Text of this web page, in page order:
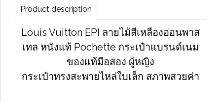
Product description
Louis Vuitton EPI ลายไม้สีเหลืองอ่อนพาส
เทล หนังแท้ Pochette กระเป๋าแบรนด์เนม
ของแท้มือสอง ผู้หญิง
กระเป๋าทรงสะพายไหล่ใบเล็ก สภาพสวยค่า